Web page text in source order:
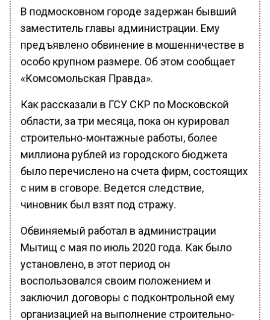
В подмосковном городе задержан бывший
заместитель главы администрации. Ему
предъявлено обвинение в мошенничестве в
особо крупном размере. Об этом сообщает
«Комсомольская Правда».
Как рассказали в ГСУ СКР по Московской
области, за три месяца, пока он курировал
строительно-монтажные работы, более
миллиона рублей из городского бюджета
было перечислено на счета фирм, состоящих
с ним в сговоре. Ведется следствие,
чиновник был взят под стражу.
Обвиняемый работал в администрации
Мытищ с мая по июль 2020 года. Как было
установлено, в этот период он
воспользовался своим положением и
заключил договоры с подконтрольной ему
организацией на выполнение строительно-